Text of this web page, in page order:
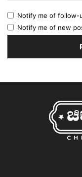
Notify me of follow-
Notify me of new